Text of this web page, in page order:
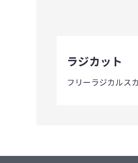
ラジカット
フリーラジカルス